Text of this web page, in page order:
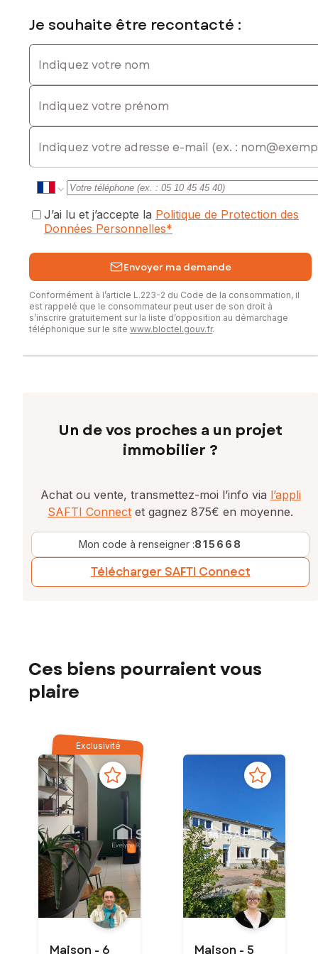
Marie Renier
06 27 75 28 43
marie.renier@safti.fr
Les informations sur les risques auxquels ce bien est
exposé sont disponibles sur le site Géorisques :
Prix de vente : 180 000 €
Honoraires charge vendeur
Contactez votre conseiller SAFTI : Marie RENIER, Tél. :
commercial immatriculé au RSAC de Angers sous le numéro
911425973
Je souhaite être recontacté :
Indiquez votre nom
Indiquez votre prénom
E-mail
J’ai lu et j’accepte la Politique de Protection des
Données Personnelles*
Envoyer ma demande
Conformément à l’article L.223-2 du Code de la consommation, il
est rappelé que le consommateur peut user de son droit à
s’inscrire gratuitement sur la liste d’opposition au démarchage
téléphonique sur le site www.bloctel.gouv.fr.
Un de vos proches a un projet
immobilier ?
Achat ou vente, transmettez-moi l’info via l’appli
SAFTI Connect et gagnez 875€ en moyenne.
Mon code à renseigner :815668
Télécharger SAFTI Connect
Ces biens pourraient vous
plaire
Exclusivité
Maison - 6 Maison - 5